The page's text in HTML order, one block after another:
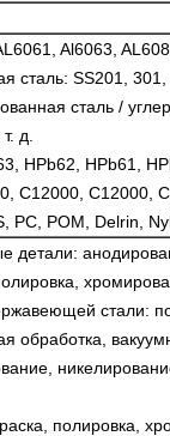
Al6063,
сталь: SS201, 301,
сталь /
д.
HPb62, HPb61,
C12000, C12000,
PC, POM, Delrin,
детали:
стали:
обработка,
полировка,